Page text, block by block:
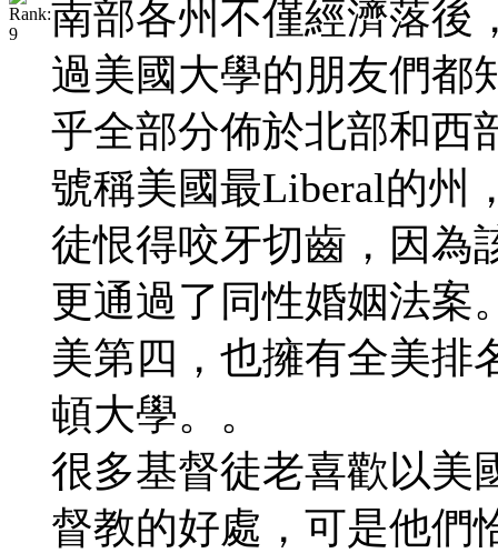
南部各州不僅經濟落後
過美國大學的朋友們都
乎全部分佈於北部和西
號稱美國最Liberal的州
徒恨得咬牙切齒，因為
更通過了同性婚姻法案
美第四，也擁有全美排
頓大學。。
很多基督徒老喜歡以美
督教的好處，可是他們